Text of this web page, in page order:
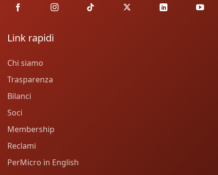
Link rapidi
Chi siamo
Trasparenza
Bilanci
Soci
Membership
Reclami
PerMicro in English